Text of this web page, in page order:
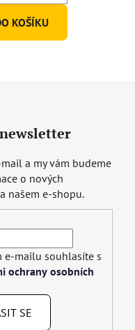
KOŠÍKU
a my vám budeme
o nových
našem e-shopu.
e-mailu souhlasíte s
ochrany osobních
SE